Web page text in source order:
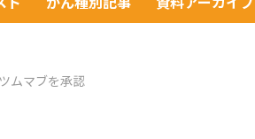
ムマブを承認